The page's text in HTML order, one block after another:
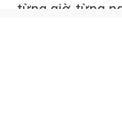
từng giờ, từng